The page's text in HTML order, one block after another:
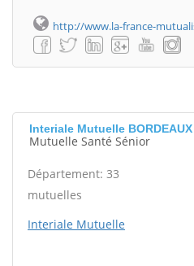
http://www.la-france-
Interiale Mutuelle BORDEAUX
Mutuelle Santé Sénior
Département: 33
mutuelles
Interiale Mutuelle